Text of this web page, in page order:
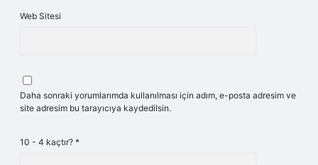
Web Sitesi
Daha sonraki yorumlarımda kullanılması için adım, e-posta adresim ve
site adresim bu tarayıcıya kaydedilsin.
10 - 4 kaçtır? *